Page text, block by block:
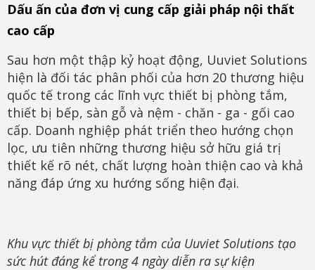
Dấu ấn của đơn vị cung cấp giải pháp nội thất
cao cấp
Sau hơn một thập kỷ hoạt động, Uuviet Solutions
hiện là đối tác phân phối của hơn 20 thương hiệu
quốc tế trong các lĩnh vực thiết bị phòng tắm,
thiết bị bếp, sàn gỗ và nệm - chăn - ga - gối cao
cấp. Doanh nghiệp phát triển theo hướng chọn
lọc, ưu tiên những thương hiệu sở hữu giá trị
thiết kế rõ nét, chất lượng hoàn thiện cao và khả
năng đáp ứng xu hướng sống hiện đại.
Khu vực thiết bị phòng tắm của Uuviet Solutions tạo
sức hút đáng kể trong 4 ngày diễn ra sự kiện